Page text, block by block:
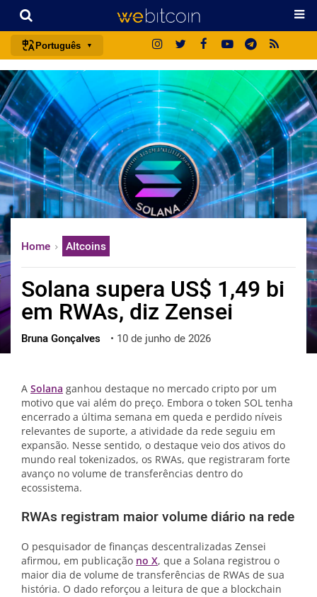
Português
português (BR)
english
español
français
italiano
deutsch
日本語
русский
العربية
ქართული
Home Altcoins
Solana supera US$ 1,49 bi
em RWAs, diz Zensei
Bruna Gonçalves • 10 de junho de 2026
A Solana ganhou destaque no mercado cripto por um
motivo que vai além do preço. Embora o token SOL tenha
encerrado a última semana em queda e perdido níveis
relevantes de suporte, a atividade da rede seguiu em
expansão. Nesse sentido, o destaque veio dos ativos do
mundo real tokenizados, os RWAs, que registraram forte
avanço no volume de transferências dentro do
ecossistema.
RWAs registram maior volume diário na rede
O pesquisador de finanças descentralizadas Zensei
afirmou, em publicação no X, que a Solana registrou o
maior dia de volume de transferências de RWAs de sua
história. O dado reforçou a leitura de que a blockchain